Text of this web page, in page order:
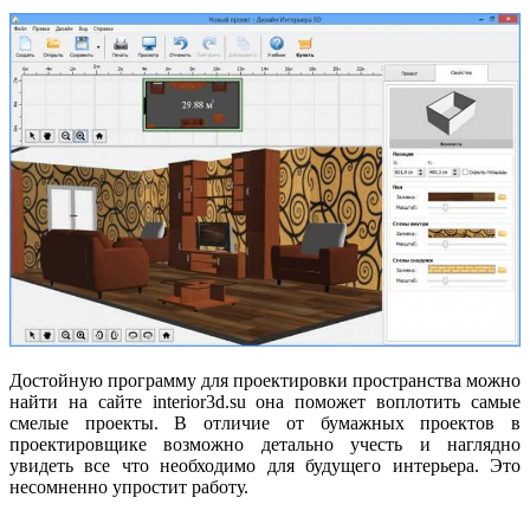
Достойную программу для проектировки пространства можно
найти на сайте interior3d.su она поможет воплотить самые
смелые проекты. В отличие от бумажных проектов в
проектировщике возможно детально учесть и наглядно
увидеть все что необходимо для будущего интерьера. Это
несомненно упростит работу.